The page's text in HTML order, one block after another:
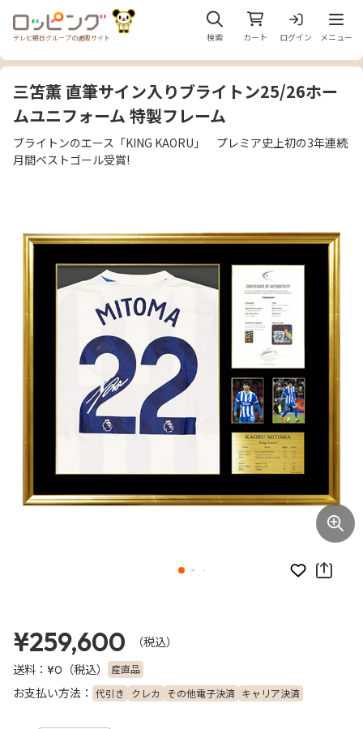
テレビ朝日グループの通販サイト 検索 カート ログイン
メニ
メニュー
お気に入り
三笘薫 直筆サイン入りブライトン25/26ホー
ムユニフォーム 特製フレーム
ブライトンのエース「KING KAORU」 プレミア史上初の3年連続
月間ベストゴール受賞!
¥259,600
（税込）
送料： ¥0 （税込） 産直品
お支払い方法： 代引き クレカ その他電子決済 キャリア決済